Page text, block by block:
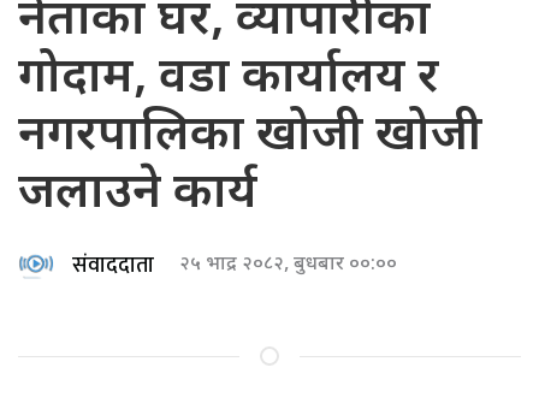
नेताका घर, व्यापारीका
गोदाम, वडा कार्यालय र
नगरपालिका खोजी खोजी
जलाउने कार्य
संवाददाता २५ भाद्र २०८२, बुधबार ००:००